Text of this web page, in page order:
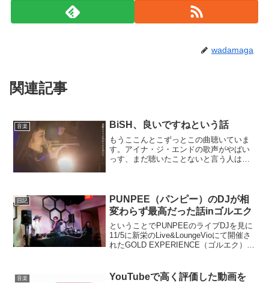
wadamaga
関連記事
音楽 BiSH、良いですねという話
もうここんとこずっとこの曲聴いていま
す。アイナ・ジ・エンドの歌声がやばい
っす、まだ聴いたことないと言う人はぜ
はさらに良いですな...
日記
PUNPEE（パンピー）のDJが相
変わらず最高だった話inゴルエク
ということでPUNPEEのライブDJを見に
11/5に新栄のLive&LoungeVioにて開催さ
れたGOLD EXPERIENCE（ゴルエク）へ
に！楽しかった！楽しかっ...
音楽
YouTubeで高く評価した動画を